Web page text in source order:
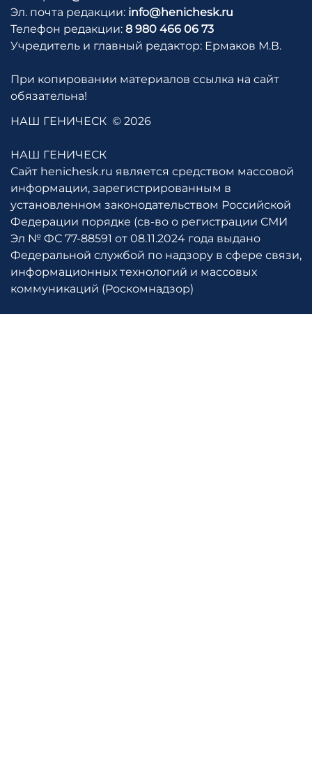
Эл. почта редакции: info@henichesk.ru
Телефон редакции: 8 980 466 06 73
Учредитель и главный редактор: Ермаков М.В.
При копировании материалов ссылка на сайт
обязательна!
НАШ ГЕНИЧЕСК © 2026
НАШ ГЕНИЧЕСК
Сайт henichesk.ru является средством массовой
информации, зарегистрированным в
установленном законодательством Российской
Федерации порядке (св-во о регистрации СМИ
Эл № ФС 77-88591 от 08.11.2024 года выдано
Федеральной службой по надзору в сфере связи,
информационных технологий и массовых
коммуникаций (Роскомнадзор)